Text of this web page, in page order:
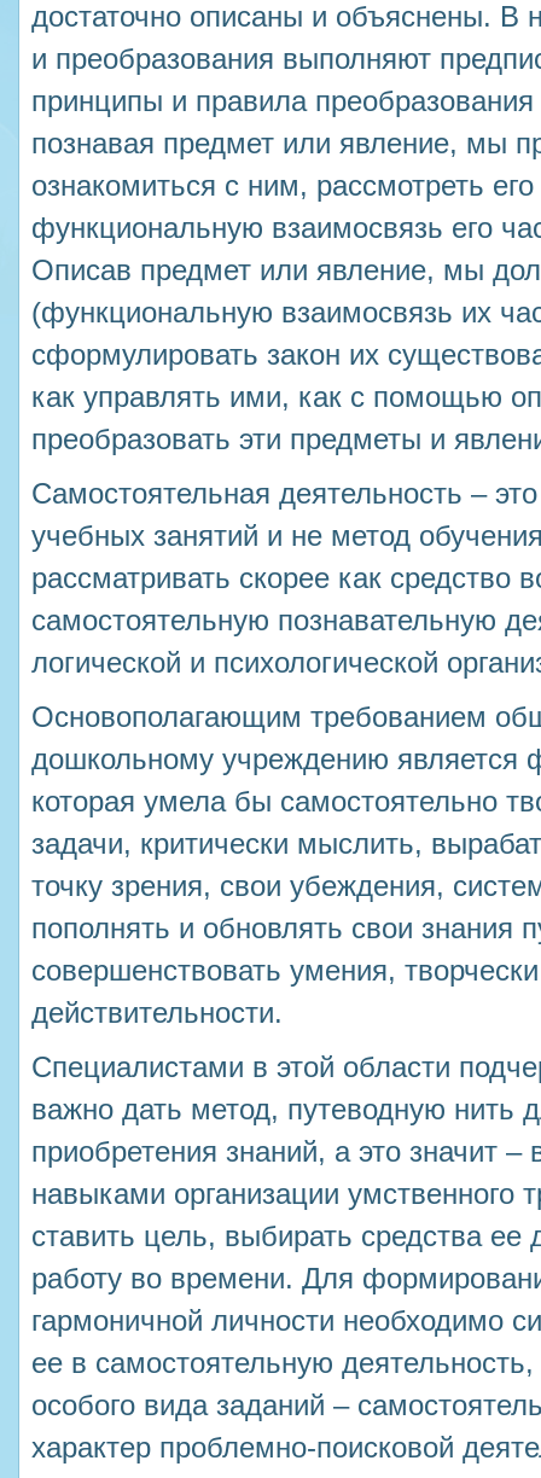
достаточно описаны и объяснены. В
и преобразования выполняют
принципы и правила
познавая предмет или явление, мы
ознакомиться с ним, рассмотреть
функциональную взаимосвязь его
Описав предмет или явление, мы
(функциональную взаимосвязь их
сформулировать закон их
как управлять ими, как с помощью
преобразовать эти предметы и
Самостоятельная деятельность –
учебных занятий и не метод
рассматривать скорее как средство
самостоятельную познавательную
логической и психологической
Основополагающим требованием
дошкольному учреждению является
которая умела бы самостоятельно
задачи, критически мыслить,
точку зрения, свои убеждения,
пополнять и обновлять свои знания
совершенствовать умения,
действительности.
Специалистами в этой области
важно дать метод, путеводную нить
приобретения знаний, а это значит
навыками организации умственного
ставить цель, выбирать средства ее
работу во времени. Для
гармоничной личности необходимо
ее в самостоятельную
особого вида заданий –
характер проблемно-поисковой